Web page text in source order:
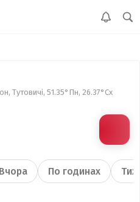
Тутовичі, 51.35°Пн, 26.37°Сх
Вчора По годинах